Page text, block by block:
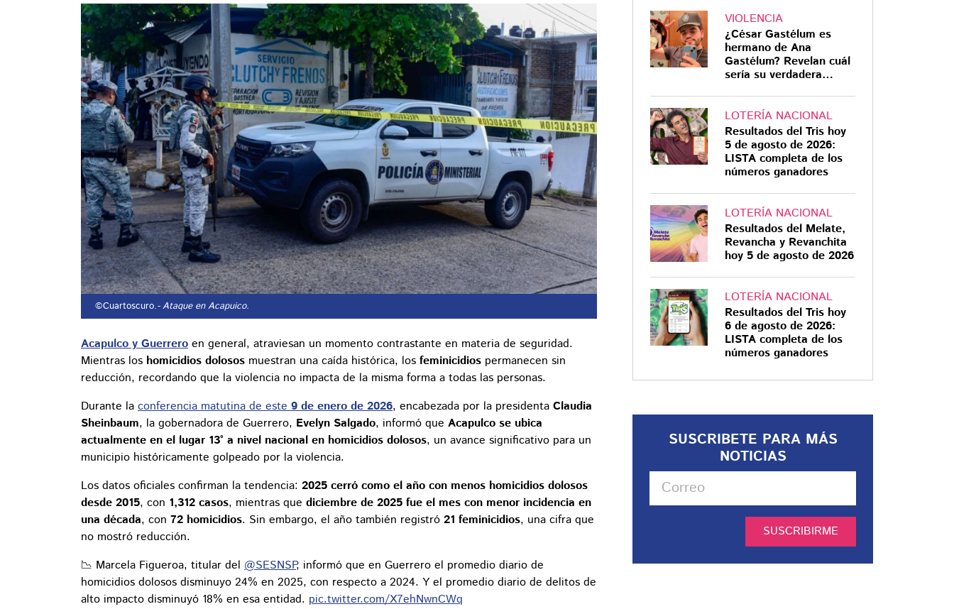
©Cuartoscuro.- Ataque en Acapuico.
Acapulco y Guerrero en general, atraviesan un momento contrastante en materia de seguridad.
Mientras los homicidios dolosos muestran una caída histórica, los feminicidios permanecen sin
reducción, recordando que la violencia no impacta de la misma forma a todas las personas.
Durante la conferencia matutina de este9 de enero de 2026, encabezada por la presidenta Claudia
Sheinbaum, la gobernadora de Guerrero, Evelyn Salgado, informó que Acapulco se ubica
actualmente en el lugar 13° a nivel nacional en homicidios dolosos, un avance significativo para un
municipio históricamente golpeado por la violencia.
Los datos oficiales confirman la tendencia: 2025 cerró como el año con menos homicidios dolosos
desde 2015, con 1,312 casos, mientras que diciembre de 2025 fue el mes con menor incidencia en
una década, con 72 homicidios. Sin embargo, el año también registró 21 feminicidios, una cifra que
no mostró reducción.
📉 Marcela Figueroa, titular del @SESNSP, informó que en Guerrero el promedio diario de
homicidios dolosos disminuyo 24% en 2025, con respecto a 2024. Y el promedio diario de delitos de
alto impacto disminuyó 18% en esa entidad. pic.twitter.com/X7ehNwnCWq
VIOLENCIA
¿César Gastélum es
hermano de Ana
Gastélum? Revelan cuál
sería su verdadera
LOTERÍA NACIONAL
Resultados del Tris hoy
5 de agosto de 2026:
LISTA completa de los
números ganadores
LOTERÍA NACIONAL
Resultados del Melate,
Revancha y Revanchita
hoy 5 de agosto de 2026
LOTERÍA NACIONAL
Resultados del Tris hoy
6 de agosto de 2026:
LISTA completa de los
números ganadores
SUSCRIBETE PARA MÁS
NOTICIAS
SUSCRIBIRME